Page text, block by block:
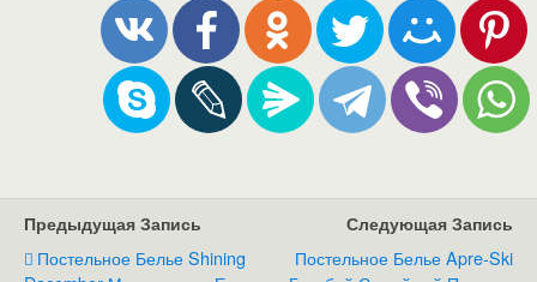
Предыдущая Запись
Постельное Белье Shining
Следующая Запись
Постельное Белье Apre-Ski